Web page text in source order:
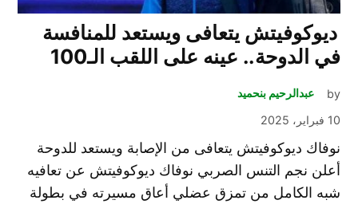
ديوكوفيتش يتعافى ويستعد للمنافسة
في الدوحة.. عينه على اللقب الـ100
by
عبدالرحيم بنحميد
10 فبراير، 2025
نوفاك ديوكوفيتش يتعافى من الإصابة ويستعد للدوحة
أعلن نجم التنس الصربي ​نوفاك ديوكوفيتش عن تعافيه
شبه الكامل من تمزق عضلي أعاق مسيرته في بطولة